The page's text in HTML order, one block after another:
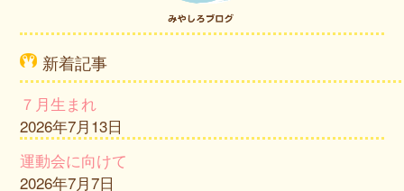
新着記事
７月生まれ
2026年7月13日
運動会に向けて
2026年7月7日